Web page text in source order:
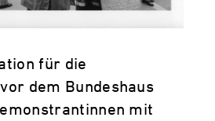
für die
dem Bundeshaus
mit